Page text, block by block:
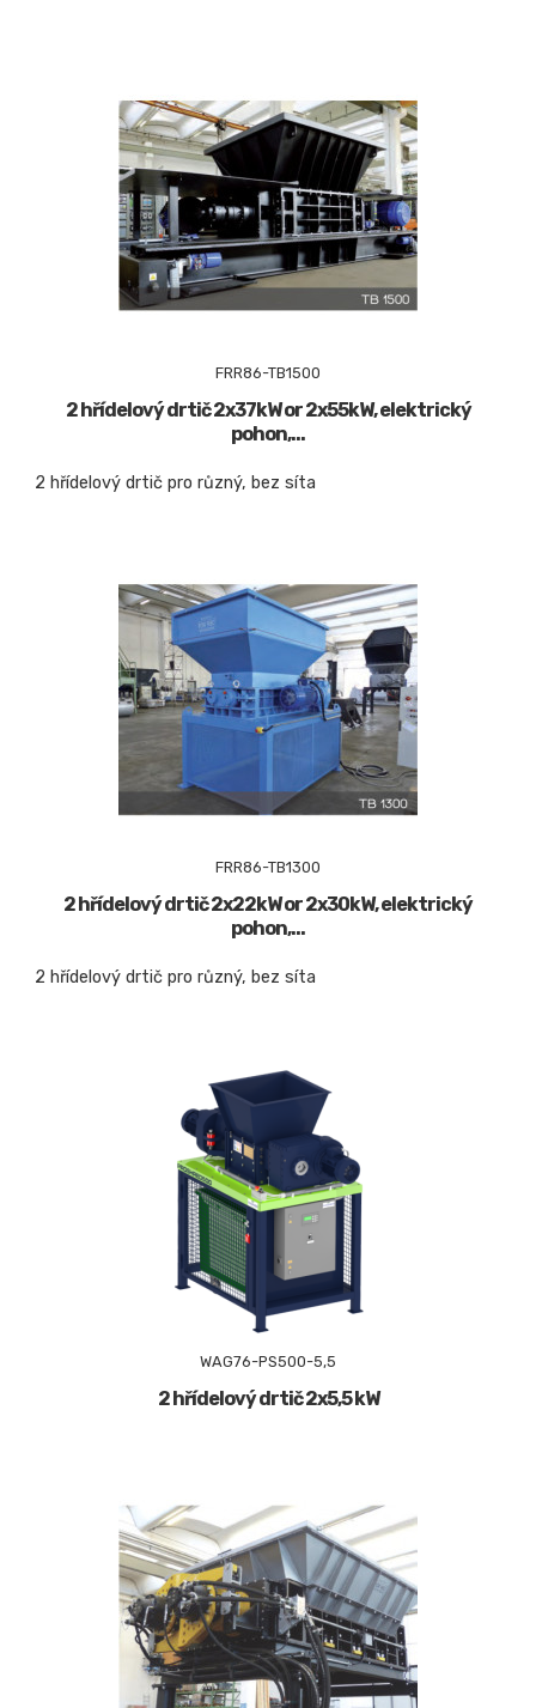
FRR86-TB1500
2 hřídelový drtič 2x37kW or 2x55kW, elektrický
pohon,...
2 hřídelový drtič pro různý, bez síta
FRR86-TB1300
2 hřídelový drtič 2x22kW or 2x30kW, elektrický
pohon,...
2 hřídelový drtič pro různý, bez síta
WAG76-PS500-5,5
2 hřídelový drtič 2x5,5 kW